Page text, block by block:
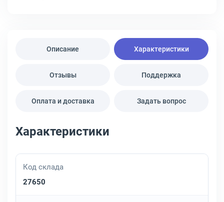
Описание Характеристики
Отзывы Поддержка
Оплата и доставка Задать вопрос
Характеристики
Код склада
27650